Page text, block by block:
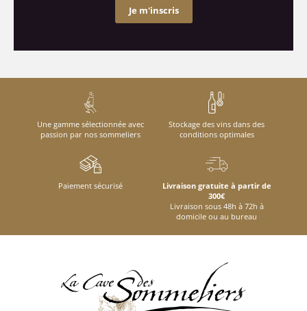
Je m'inscris
Une gamme sélectionnée avec
passion par nos sommeliers
Stockage des vins dans des
conditions optimales
Paiement sécurisé
Livraison gratuite à partir de
300€
Livraison sous 48h à 72h à
domicile ou au bureau